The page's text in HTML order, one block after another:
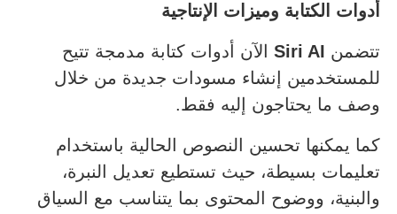
أدوات الكتابة وميزات الإنتاجية
تتضمن Siri AI الآن أدوات كتابة مدمجة تتيح
للمستخدمين إنشاء مسودات جديدة من خلال
وصف ما يحتاجون إليه فقط.
كما يمكنها تحسين النصوص الحالية باستخدام
تعليمات بسيطة، حيث تستطيع تعديل النبرة،
والبنية، ووضوح المحتوى بما يتناسب مع السياق